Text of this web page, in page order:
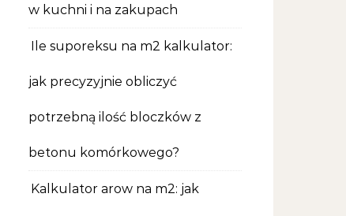
w kuchni i na zakupach
Ile suporeksu na m2 kalkulator:
jak precyzyjnie obliczyć
potrzebną ilość bloczków z
betonu komórkowego?
Kalkulator arow na m2: jak